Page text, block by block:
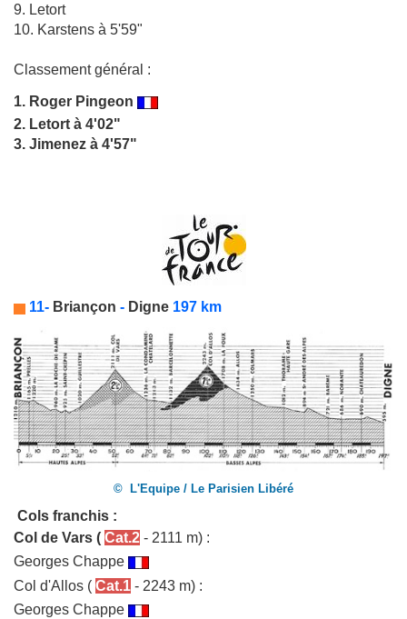
9. Letort
10. Karstens à 5'59"
Classement général :
1. Roger Pingeon
2. Letort à 4'02"
3. Jimenez à 4'57"
11- Briançon - Digne 197 km
© L'Equipe / Le Parisien Libéré
Cols franchis :
Col de Vars ( Cat.2 - 2111 m) :
Georges Chappe
Col d'Allos ( Cat.1 - 2243 m) :
Georges Chappe